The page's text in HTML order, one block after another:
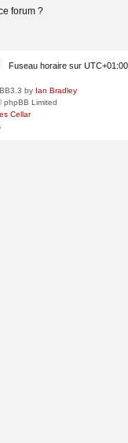
forum ?
Fuseau horaire sur UTC+01:00
by Ian Bradley
phpBB Limited
Cellar